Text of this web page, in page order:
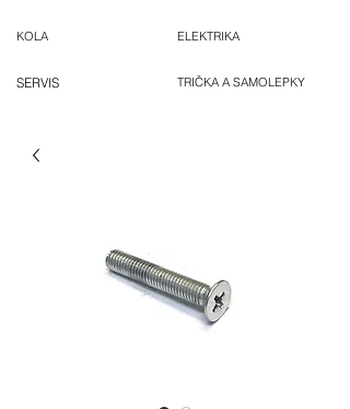
KOLA
SERVIS
ELEKTRIKA
TRIČKA A SAMOLEPKY